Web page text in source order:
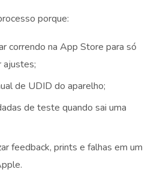
porque:
correndo na App Store para só
ajustes;
de UDID do aparelho;
de teste quando sai uma
feedback, prints e falhas em um